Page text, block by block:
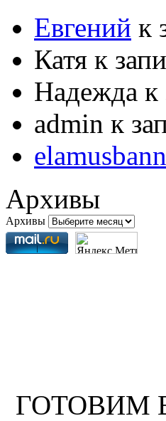
Евгений к
Катя к
Надежда к
admin к
Архивы
Архивы
ГОТОВИМ